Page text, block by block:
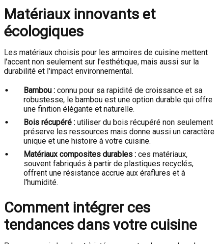
Matériaux innovants et
écologiques
Les matériaux choisis pour les armoires de cuisine mettent
l'accent non seulement sur l'esthétique, mais aussi sur la
durabilité et l'impact environnemental.
Bambou : connu pour sa rapidité de croissance et sa
robustesse, le bambou est une option durable qui offre
une finition élégante et naturelle.
Bois récupéré : utiliser du bois récupéré non seulement
préserve les ressources mais donne aussi un caractère
unique et une histoire à votre cuisine.
Matériaux composites durables : ces matériaux,
souvent fabriqués à partir de plastiques recyclés,
offrent une résistance accrue aux éraflures et à
l'humidité.
Comment intégrer ces
tendances dans votre cuisine